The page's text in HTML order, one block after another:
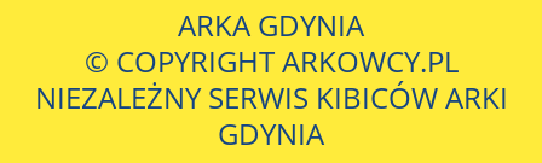
ARKA GDYNIA
© COPYRIGHT ARKOWCY.PL
NIEZALEŻNY SERWIS KIBICÓW ARKI
GDYNIA